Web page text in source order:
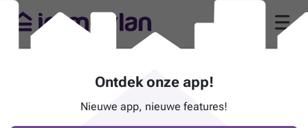
Ontdek onze app!
Nieuwe app, nieuwe features!